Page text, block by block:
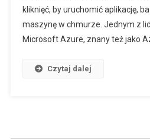
kliknięć, by uruchomić aplikację,
maszynę w chmurze. Jednym z
Microsoft Azure, znany też jako
Czytaj dalej